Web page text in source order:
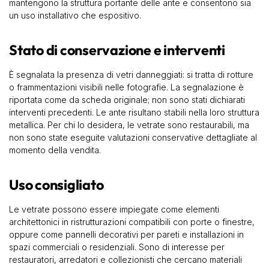
mantengono la struttura portante delle ante e consentono sia
un uso installativo che espositivo.
Stato di conservazione e interventi
È segnalata la presenza di vetri danneggiati: si tratta di rotture
o frammentazioni visibili nelle fotografie. La segnalazione è
riportata come da scheda originale; non sono stati dichiarati
interventi precedenti. Le ante risultano stabili nella loro struttura
metallica. Per chi lo desidera, le vetrate sono restaurabili, ma
non sono state eseguite valutazioni conservative dettagliate al
momento della vendita.
Uso consigliato
Le vetrate possono essere impiegate come elementi
architettonici in ristrutturazioni compatibili con porte o finestre,
oppure come pannelli decorativi per pareti e installazioni in
spazi commerciali o residenziali. Sono di interesse per
restauratori, arredatori e collezionisti che cercano materiali